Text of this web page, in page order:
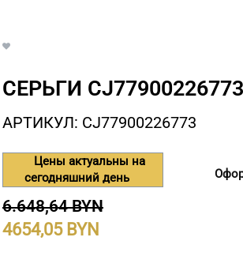
СЕРЬГИ СJ77900226773
АРТИКУЛ: СJ77900226773
Цены актуальны на
сегодняшний день
6.648,64 BYN
4654,05